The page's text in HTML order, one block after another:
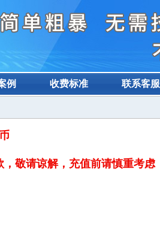
例 收费标准 联系客服
敬请谅解，充值前请慎重考虑